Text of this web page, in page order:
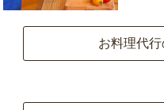
お料理代